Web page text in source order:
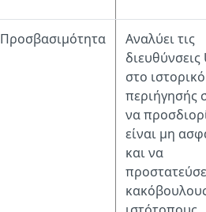
Προσβασιμότητα
Αναλύει τις
διευθύνσεις
στο ιστορικό
περιήγησής
να
είναι μη
και να